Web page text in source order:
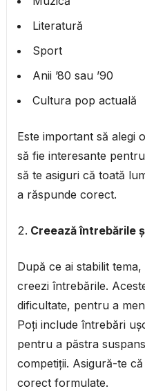
Literatură
Sport
Anii ’80 sau ’90
Cultura pop actuală
Este important să alegi
să fie interesante
să te asiguri că toată
a răspunde corect.
Creează întrebările
După ce ai stabilit
creezi întrebările.
dificultate, pentru a
Poți include întrebări
pentru a păstra
competiții. Asigură-te
corect formulate.